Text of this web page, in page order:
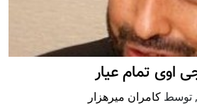
اوی تمام عيار
, توسط کامران میرهزار